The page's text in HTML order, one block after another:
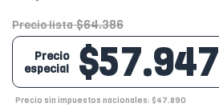
Precio lista $64.386
$57.947
Precio
especial
Precio sin impuestos nacionales: $47.890